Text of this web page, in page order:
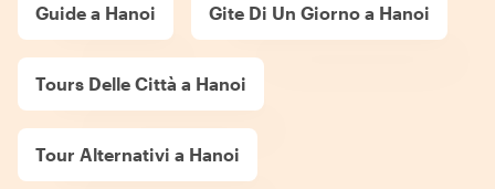
Guide a Hanoi Gite Di Un Giorno a Hanoi
Tours Delle Città a Hanoi
Tour Alternativi a Hanoi